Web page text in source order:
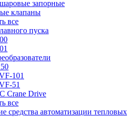
запорные
клапаны
все
пуска
101
51
Crane Drive
все
средства автоматизации тепловых